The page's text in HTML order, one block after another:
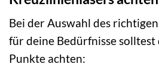
Bei der Auswahl des
für deine Bedürfnisse solltest
Punkte achten: